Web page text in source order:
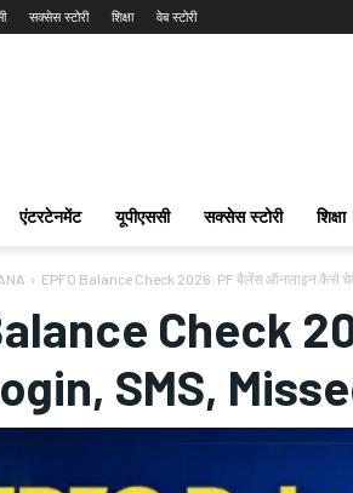
सक्सेस स्टोरी शिक्षा वेब स्टोरी
एंटरटेनमेंट यूपीएससी सक्सेस स्टोरी शिक्षा
EPFO Balance Check 2026: PF बैलेंस ऑनलाइन कैसे
Check
SMS,